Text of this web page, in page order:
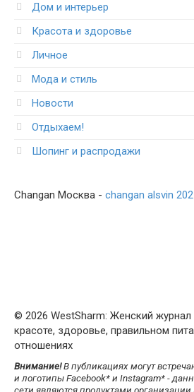
Дом и интерьер
Красота и здоровье
Личное
Мода и стиль
Новости
Отдыхаем!
Шопинг и распродажи
Changan Москва - changan alsvin
© 2026 WestSharm: Женский
красоте, здоровье, правильном
отношениях
Внимание!В публикациях могут
и логотипы Facebook* и Instagram* -